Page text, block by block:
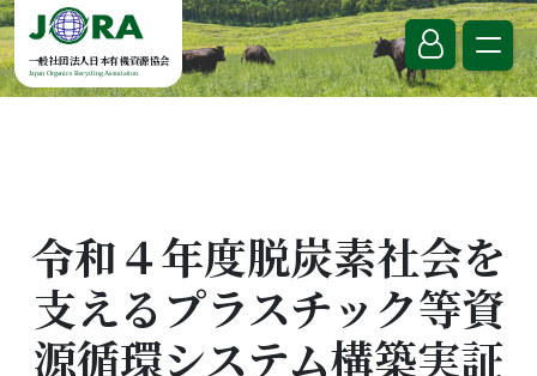
Skip to content
一般社団法人日本有機資源協会
Japan Organics Recycling Association
令和４年度脱炭素社会を
支えるプラスチック等資
源循環システム構築実証